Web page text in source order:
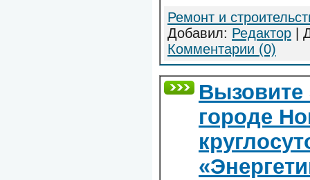
Ремонт и
Добавил: Редактор |
Комментарии (0)
Вызовите
городе